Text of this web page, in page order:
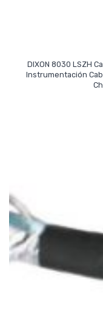
DIXON 8030 LSZH
Instrumentación